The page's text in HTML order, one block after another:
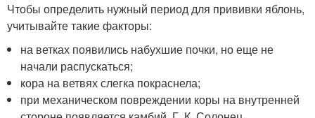
Чтобы определить нужный период для прививки яблонь,
учитывайте такие факторы:
на ветках появились набухшие почки, но еще не
начали распускаться;
кора на ветвях слегка покраснела;
при механическом повреждении коры на внутренней